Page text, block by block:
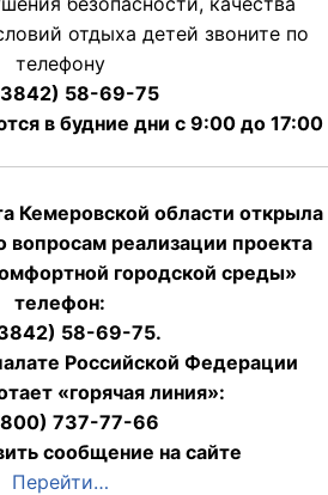
отдыха детей звоните по
телефону
58-69-75
в будние дни с 9:00 до 17:00
Кемеровской области открыла
вопросам реализации проекта
городской среды»
телефон:
58-69-75.
Российской Федерации
«горячая линия»:
737-77-66
сообщение на сайте
Перейти…